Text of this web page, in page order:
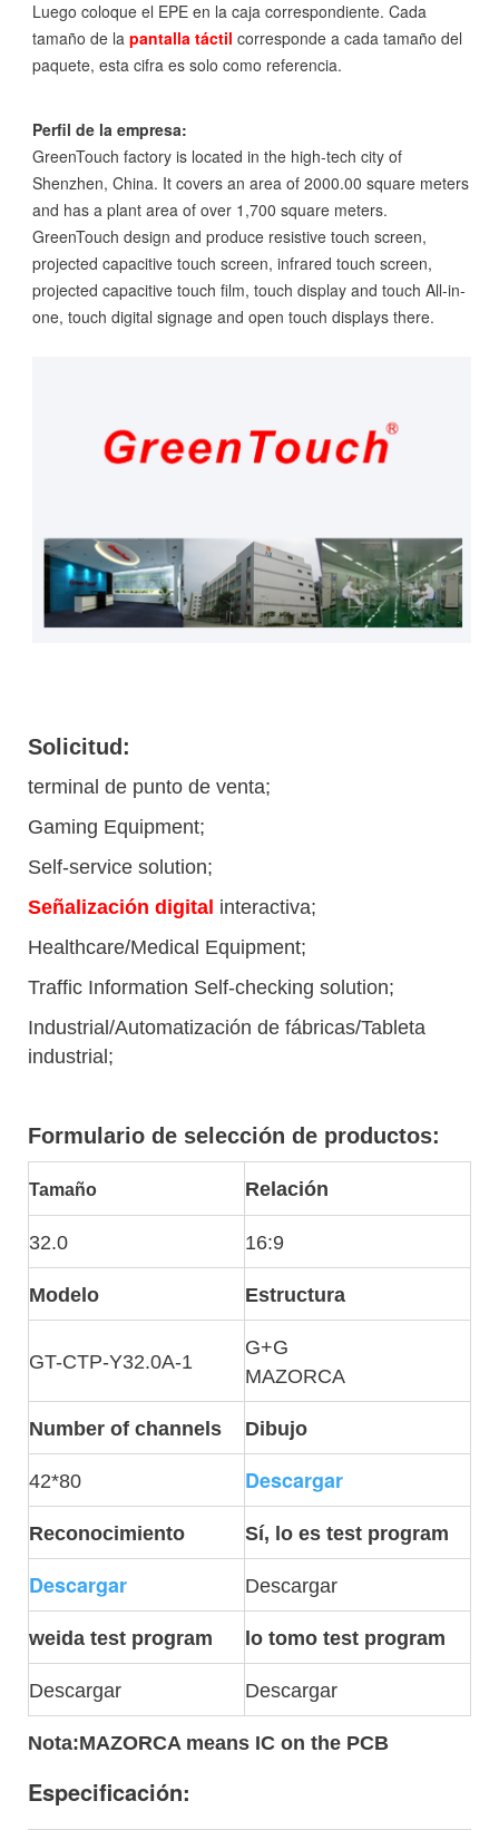
Luego coloque el EPE en la caja correspondiente. Cada
tamaño de la pantalla táctil corresponde a cada tamaño del
paquete, esta cifra es solo como referencia.
Perfil de la empresa:
GreenTouch factory is located in the high-tech city of
Shenzhen, China. It covers an area of 2000.00 square meters
and has a plant area of over 1,700 square meters.
GreenTouch design and produce resistive touch screen,
projected capacitive touch screen, infrared touch screen,
projected capacitive touch film, touch display and touch All-in-
one, touch digital signage and open touch displays there.
Solicitud:
terminal de punto de venta;
Gaming Equipment;
Self-service solution;
Señalización digital interactiva;
Healthcare/Medical Equipment;
Traffic Information Self-checking solution;
Industrial/Automatización de fábricas/Tableta
industrial;
Formulario de selección de productos:
Tamaño Relación
32.0 16:9
Modelo Estructura
GT-CTP-Y32.0A-1
G+G
MAZORCA
Number of channels Dibujo
42*80 Descargar
Reconocimiento Sí, lo es test program
Descargar Descargar
weida test program lo tomo test program
Descargar Descargar
Nota:MAZORCA means IC on the PCB
Especificación: